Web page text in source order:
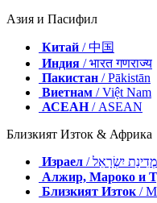
Азия и Пасифил
Китай / 中国
Индия / भारत गणराज्य
Пакистан / Pākistān
Виетнам / Việt Nam
АСЕАН/ ASEAN
Близкият Изток & Африка
Израел
/ מְדִינַת יִשְׂרָאֵל
Алжир, Мароко и
Близкият Изток/